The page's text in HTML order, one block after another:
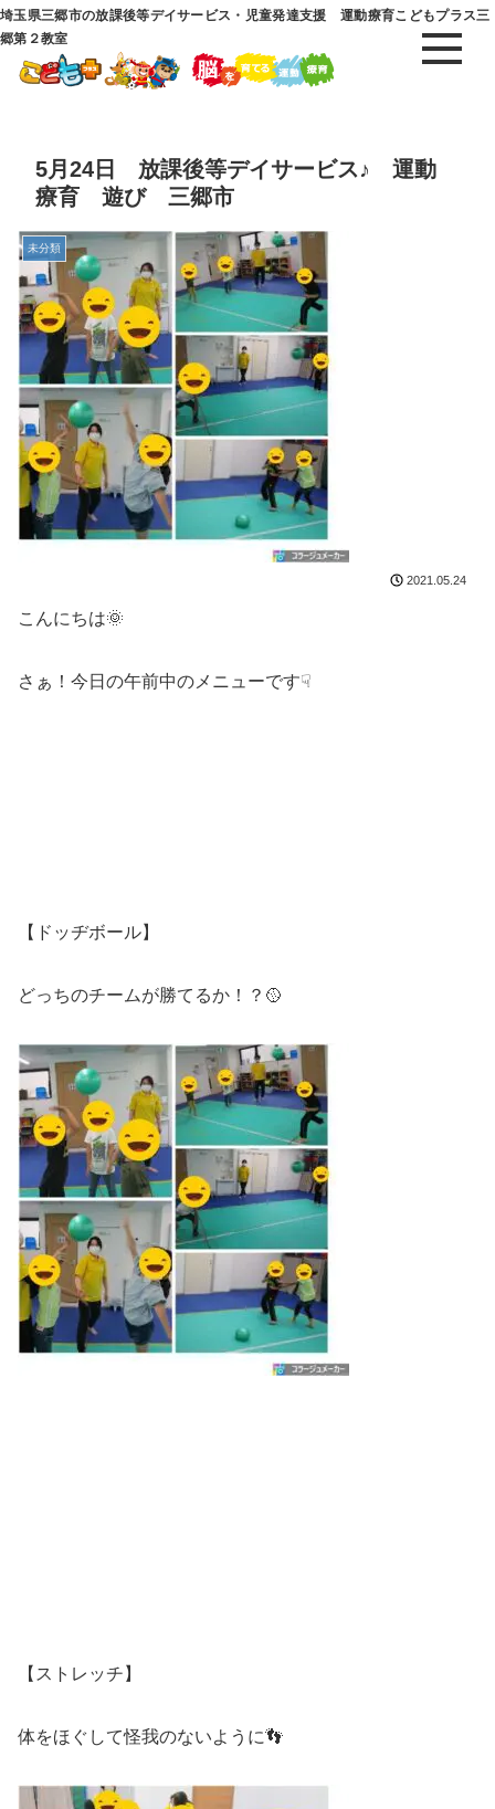
埼玉県三郷市の放課後等デイサービス・児童発達支援 運動療育こどもプラス三
郷第２教室
5月24日 放課後等デイサービス♪ 運動
療育 遊び 三郷市
未分類
2021.05.24
こんにちは🌞
さぁ！今日の午前中のメニューです☟
【ドッヂボール】
どっちのチームが勝てるか！？🥎
【ストレッチ】
体をほぐして怪我のないように👣